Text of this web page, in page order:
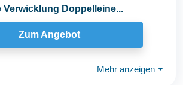
Verwicklung Doppelleine...
Zum Angebot
Mehr anzeigen ⏷